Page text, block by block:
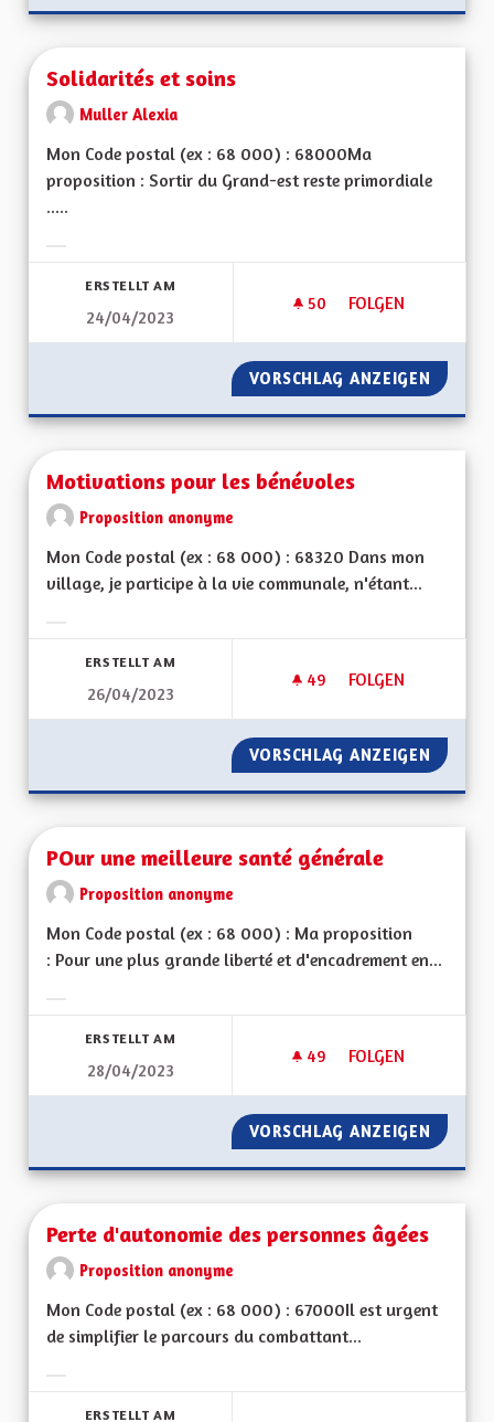
Solidarités et soins
Muller Alexia
Mon Code postal (ex : 68 000) : 68000Ma
proposition : Sortir du Grand-est reste primordiale
.....
ERSTELLT AM
24/04/2023
50 50 FOLLOWER
FOLGEN
SOLIDARITÉS ET
VORSCHLAG ANZEIGEN
Motivations pour les bénévoles
Proposition anonyme
Mon Code postal (ex : 68 000) : 68320 Dans mon
village, je participe à la vie communale, n'étant...
ERSTELLT AM
26/04/2023
49 49 FOLLOWER
FOLGEN
MOTIVATIONS
VORSCHLAG ANZEIGEN
POur une meilleure santé générale
Proposition anonyme
Mon Code postal (ex : 68 000) : Ma proposition
: Pour une plus grande liberté et d'encadrement en...
ERSTELLT AM
28/04/2023
49 49 FOLLOWER
FOLGEN
POUR UNE
VORSCHLAG ANZEIGEN POUR
Perte d'autonomie des personnes âgées
Proposition anonyme
Mon Code postal (ex : 68 000) : 67000Il est urgent
de simplifier le parcours du combattant...
ERSTELLT AM